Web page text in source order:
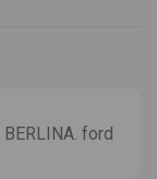
BERLINA. ford